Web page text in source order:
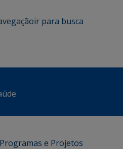
ir para busca
Programas e Projetos